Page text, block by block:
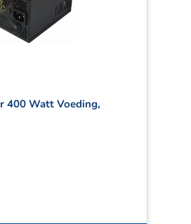
400 Watt Voeding,